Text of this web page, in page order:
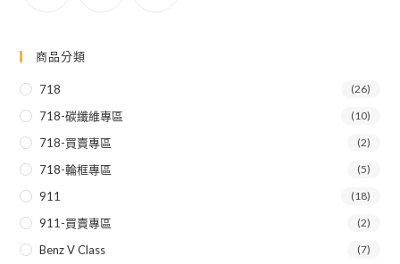
商品分類
718 (26)
718-碳纖維專區 (10)
718-買賣專區 (2)
718-輪框專區 (5)
911 (18)
911-買賣專區 (2)
Benz V Class (7)